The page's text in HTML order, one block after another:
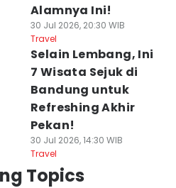
Alamnya Ini!
30 Jul 2026, 20:30 WIB
Travel
Selain Lembang, Ini
7 Wisata Sejuk di
Bandung untuk
Refreshing Akhir
Pekan!
30 Jul 2026, 14:30 WIB
Travel
Topics